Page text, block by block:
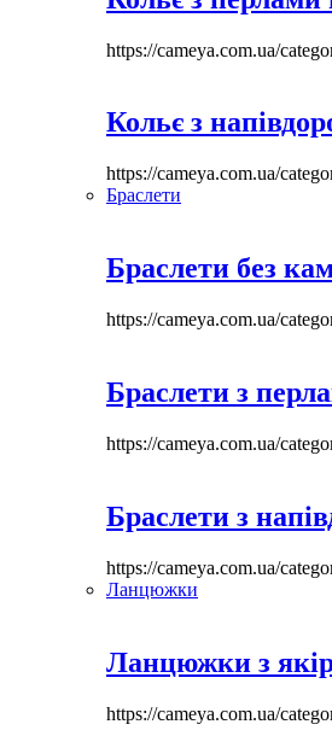
https://cameya.com.ua/
Кольє з
https://cameya.com.ua/
Браслети
Браслети без
https://cameya.com.ua/
Браслети з
https://cameya.com.ua/
Браслети з
https://cameya.com.ua/
Ланцюжки
Ланцюжки з
https://cameya.com.ua/